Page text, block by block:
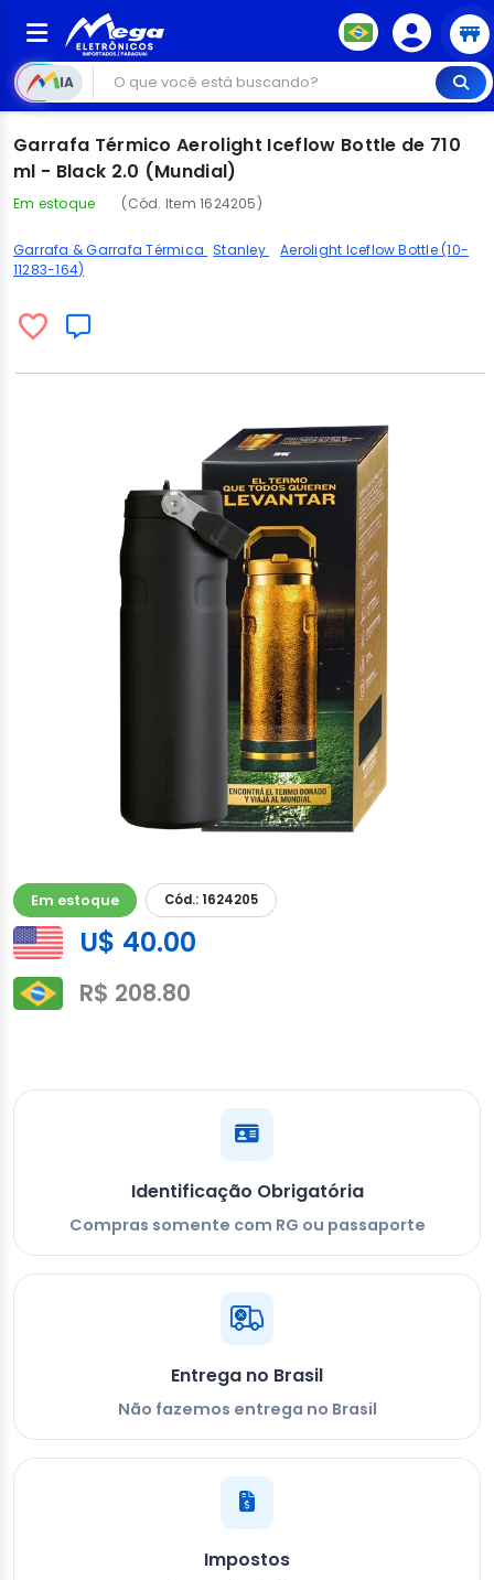
IA
Garrafa Térmico Aerolight Iceflow Bottle de 710
ml - Black 2.0 (Mundial)
Em estoque (Cód. Item 1624205)
Garrafa & Garrafa Térmica Stanley
Aerolight Iceflow Bottle (10-
11283-164)
Em estoque Cód.: 1624205
U$ 40.00
R$ 208.80
Identificação Obrigatória
Compras somente com RG ou passaporte
Entrega no Brasil
Não fazemos entrega no Brasil
Impostos